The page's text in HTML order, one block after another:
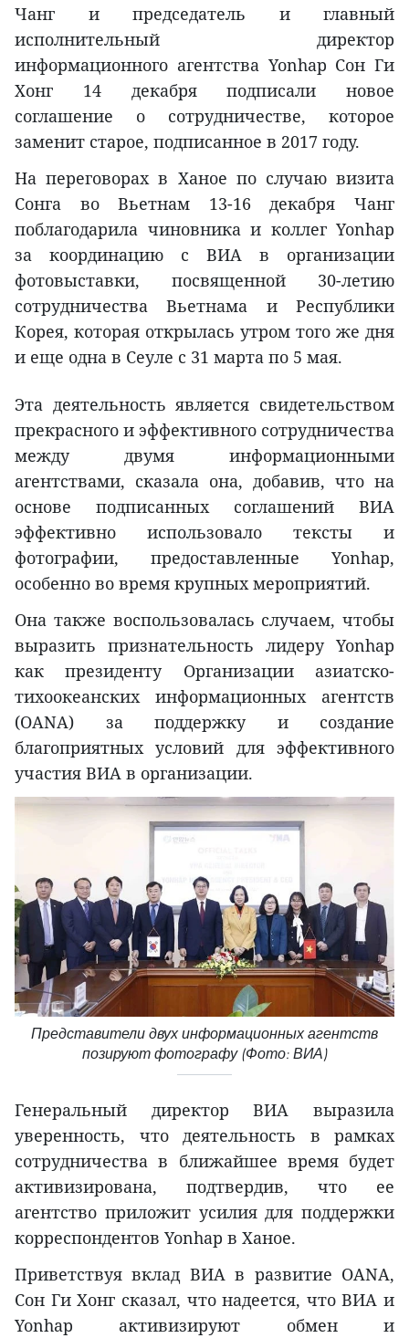
Чанг и председатель и главный
исполнительный директор
информационного агентства Yonhap Сон Ги
Хонг 14 декабря подписали новое
соглашение о сотрудничестве, которое
заменит старое, подписанное в 2017 году.
На переговорах в Ханое по случаю визита
Сонга во Вьетнам 13-16 декабря Чанг
поблагодарила чиновника и коллег Yonhap
за координацию с ВИА в организации
фотовыставки, посвященной 30-летию
сотрудничества Вьетнама и Республики
Корея, которая открылась утром того же дня
и еще одна в Сеуле с 31 марта по 5 мая.
Эта деятельность является свидетельством
прекрасного и эффективного сотрудничества
между двумя информационными
агентствами, сказала она, добавив, что на
основе подписанных соглашений ВИА
эффективно использовало тексты и
фотографии, предоставленные Yonhap,
особенно во время крупных мероприятий.
Она также воспользовалась случаем, чтобы
выразить признательность лидеру Yonhap
как президенту Организации азиатско-
тихоокеанских информационных агентств
(OANA) за поддержку и создание
благоприятных условий для эффективного
участия ВИА в организации.
Представители двух информационных агентств
позируют фотографу (Фото: ВИА)
Генеральный директор ВИА выразила
уверенность, что деятельность в рамках
сотрудничества в ближайшее время будет
активизирована, подтвердив, что ее
агентство приложит усилия для поддержки
корреспондентов Yonhap в Ханое.
Приветствуя вклад ВИА в развитие OANA,
Сон Ги Хонг сказал, что надеется, что ВИА и
Yonhap активизируют обмен и